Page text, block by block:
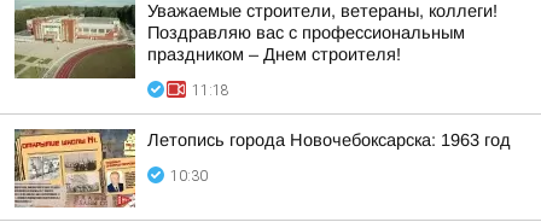
Уважаемые строители, ветераны, коллеги!
Поздравляю вас с профессиональным
праздником – Днем строителя!
11:18
Летопись города Новочебоксарска: 1963 год
10:30